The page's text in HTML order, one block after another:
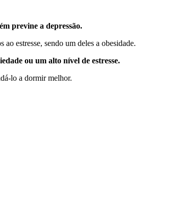
previne a depressão.
estresse, sendo um deles a obesidade.
ou um alto nível de estresse.
lo a dormir melhor.